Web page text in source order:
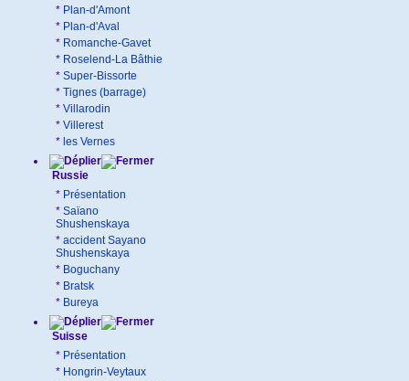
* Plan-d'Amont
* Plan-d'Aval
* Romanche-Gavet
* Roselend-La Bâthie
* Super-Bissorte
* Tignes (barrage)
* Villarodin
* Villerest
* les Vernes
Russie
* Présentation
* Saïano
Shushenskaya
* accident Sayano
Shushenskaya
* Boguchany
* Bratsk
* Bureya
Suisse
* Présentation
* Hongrin-Veytaux